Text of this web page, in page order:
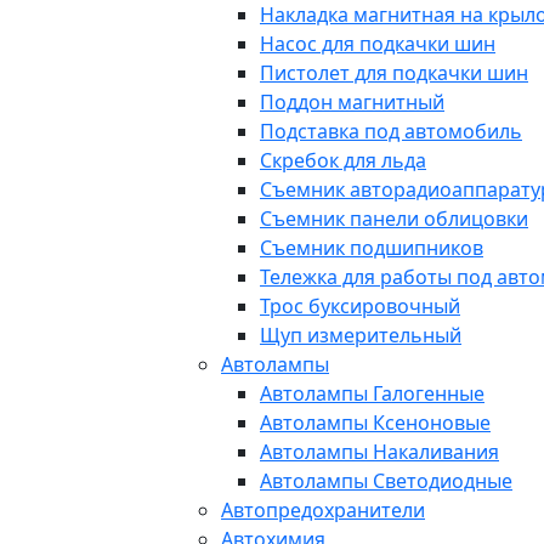
Накладка магнитная на
Насос для подкачки шин
Пистолет для подкачки шин
Поддон магнитный
Подставка под автомобиль
Скребок для льда
Съемник
Съемник панели облицовки
Съемник подшипников
Тележка для работы под
Трос буксировочный
Щуп измерительный
Автолампы
Автолампы Галогенные
Автолампы Ксеноновые
Автолампы Накаливания
Автолампы Светодиодные
Автопредохранители